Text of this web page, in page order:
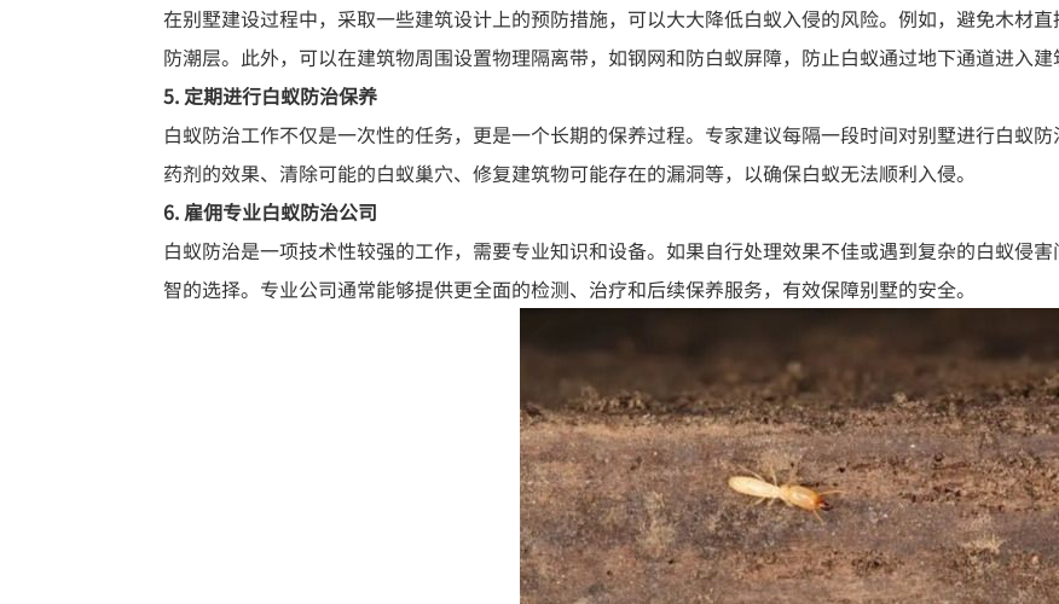
在别墅建设过程中，采取一些建筑设计上的预防措施，可以大大降低白蚁入侵的风险。例如，避免木材
防潮层。此外，可以在建筑物周围设置物理隔离带，如钢网和防白蚁屏障，防止白蚁通过地下通道进入建
5. 定期进行白蚁防治保养
白蚁防治工作不仅是一次性的任务，更是一个长期的保养过程。专家建议每隔一段时间对别墅进行白蚁
药剂的效果、清除可能的白蚁巢穴、修复建筑物可能存在的漏洞等，以确保白蚁无法顺利入侵。
6. 雇佣专业白蚁防治公司
白蚁防治是一项技术性较强的工作，需要专业知识和设备。如果自行处理效果不佳或遇到复杂的白蚁侵
智的选择。专业公司通常能够提供更全面的检测、治疗和后续保养服务，有效保障别墅的安全。